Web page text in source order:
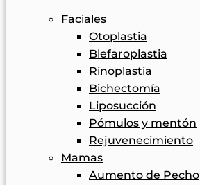
Faciales
Otoplastia
Blefaroplastia
Rinoplastia
Bichectomía
Liposucción
Pómulos y mentón
Rejuvenecimiento
Mamas
Aumento de Pecho